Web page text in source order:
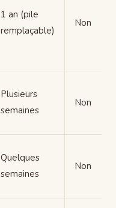
1 an (pile
remplaçable)
Non
Plusieurs
semaines
Non
Quelques
semaines
Non